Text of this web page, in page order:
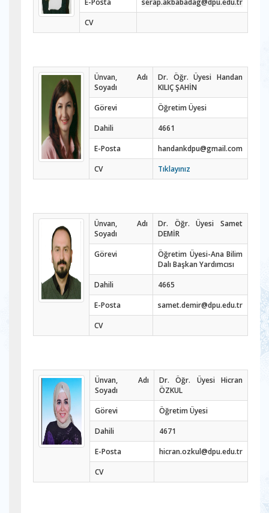
E-Posta
serap.akbabadag@dpu.edu.tr
CV
Ünvan, Adı
Soyadı
Dr. Öğr. Üyesi Handan
KILIÇ ŞAHİN
Görevi
Öğretim Üyesi
Dahili
4661
E-Posta
handankdpu@gmail.com
CV
Tıklayınız
Ünvan, Adı
Soyadı
Dr. Öğr. Üyesi Samet
DEMİR
Görevi
Öğretim Üyesi-Ana Bilim
Dalı Başkan Yardımcısı
Dahili
4665
E-Posta
samet.demir@dpu.edu.tr
CV
Ünvan, Adı
Soyadı
Dr. Öğr. Üyesi Hicran
ÖZKUL
Görevi
Öğretim Üyesi
Dahili
4671
E-Posta
hicran.ozkul@dpu.edu.tr
CV